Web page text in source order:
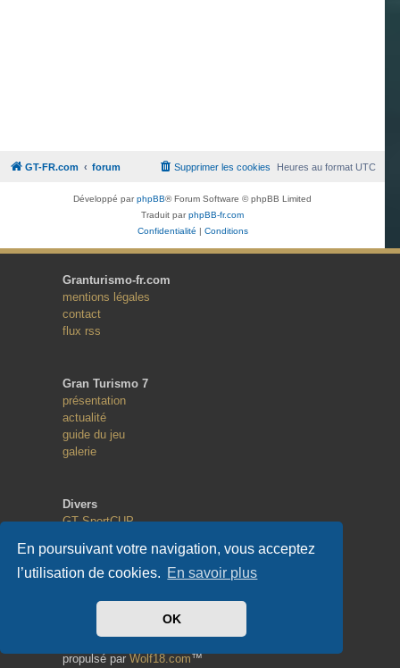
En poursuivant votre navigation, vous acceptez
l’utilisation de cookies. En savoir plus
OK
GT-FR.com forum Heures au formatUTC
Supprimer les cookies
Développé parphpBB® Forum Software © phpBB Limited
Traduit parphpBB-fr.com
Confidentialité
Conditions
Granturismo-fr.com
mentions légales
contact
flux rss
Gran Turismo 7
présentation
actualité
guide du jeu
galerie
Divers
GT SportCUP
Random Race
Copyright
propulsé par Wolf18.com™